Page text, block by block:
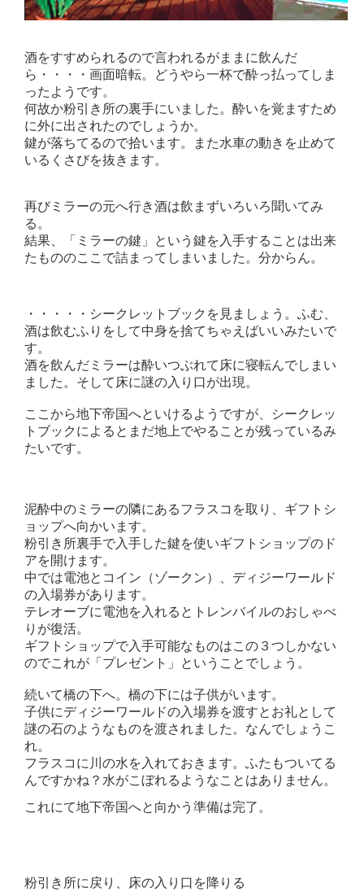
酒をすすめられるので言われるがままに飲んだ
ら・・・・画面暗転。どうやら一杯で酔っ払ってしま
ったようです。
何故か粉引き所の裏手にいました。酔いを覚ますため
に外に出されたのでしょうか。
鍵が落ちてるので拾います。また水車の動きを止めて
いるくさびを抜きます。
再びミラーの元へ行き酒は飲まずいろいろ聞いてみ
る。
結果、「ミラーの鍵」という鍵を入手することは出来
たもののここで詰まってしまいました。分からん。
・・・・・シークレットブックを見ましょう。ふむ、
酒は飲むふりをして中身を捨てちゃえばいいみたいで
す。
酒を飲んだミラーは酔いつぶれて床に寝転んでしまい
ました。そして床に謎の入り口が出現。
ここから地下帝国へといけるようですが、シークレッ
トブックによるとまだ地上でやることが残っているみ
たいです。
泥酔中のミラーの隣にあるフラスコを取り、ギフトシ
ョップへ向かいます。
粉引き所裏手で入手した鍵を使いギフトショップのド
アを開けます。
中では電池とコイン（ゾークン）、ディジーワールド
の入場券があります。
テレオーブに電池を入れるとトレンバイルのおしゃべ
りが復活。
ギフトショップで入手可能なものはこの３つしかない
のでこれが「プレゼント」ということでしょう。
続いて橋の下へ。橋の下には子供がいます。
子供にディジーワールドの入場券を渡すとお礼として
謎の石のようなものを渡されました。なんでしょうこ
れ。
フラスコに川の水を入れておきます。ふたもついてる
んですかね？水がこぼれるようなことはありません。
これにて地下帝国へと向かう準備は完了。
粉引き所に戻り、床の入り口を降りる